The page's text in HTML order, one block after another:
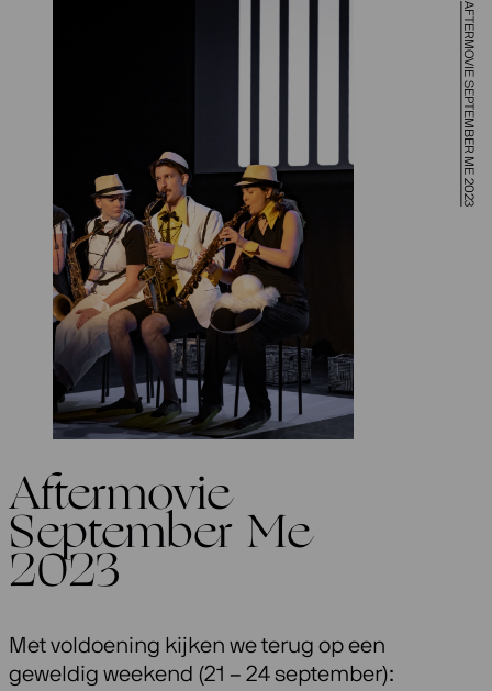
AFTERMOVIE SEPTEMBER ME 2023
Aftermovie
September Me
2023
Met voldoening kijken we terug op een
geweldig weekend (21 – 24 september):